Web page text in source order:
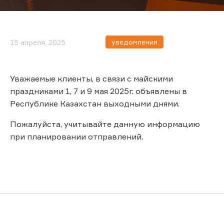
15 апреля, 2025 уведомления
Уважаемые клиенты, в связи с майскими
праздниками 1, 7 и 9 мая 2025г. объявлены в
Республике Казахстан выходными днями.
Пожалуйста, учитывайте данную информацию
при планировании отправлений.